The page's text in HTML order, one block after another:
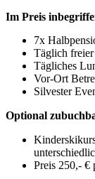
Im Preis
7x
Täglich
Tägliches
Vor-Ort
Silvester
Optional
Preis 250,- €